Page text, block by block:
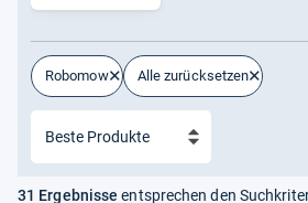
Robomow Alle zurücksetzen
31 Ergebnisse entsprechen den